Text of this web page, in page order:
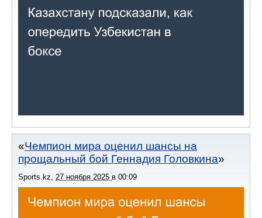
Чемпион мира оценил шансы на
прощальный бой Геннадия Головкина
Sports.kz 27 ноября 2025 в 00:09